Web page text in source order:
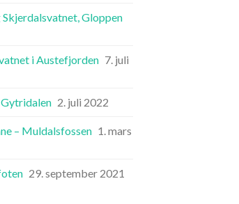
Gloppen
i Austefjorden 7. juli
2. juli 2022
– Muldalsfossen 1. mars
29. september 2021